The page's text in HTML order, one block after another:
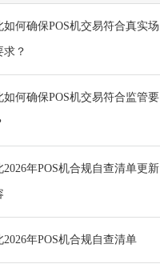
如何确保POS机交易符合真实场
求？
如何确保POS机交易符合监管要
2026年POS机合规自查清单更新
‌2026年POS机合规自查清单